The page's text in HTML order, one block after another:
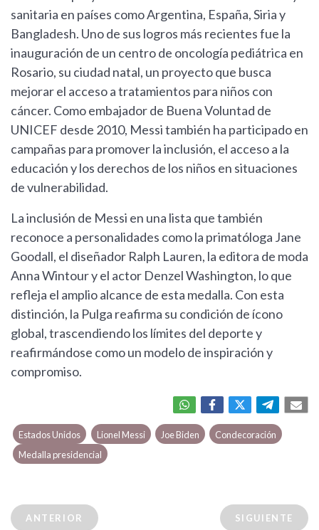
sanitaria en países como Argentina, España, Siria y
Bangladesh. Uno de sus logros más recientes fue la
inauguración de un centro de oncología pediátrica en
Rosario, su ciudad natal, un proyecto que busca
mejorar el acceso a tratamientos para niños con
cáncer. Como embajador de Buena Voluntad de
UNICEF desde 2010, Messi también ha participado en
campañas para promover la inclusión, el acceso a la
educación y los derechos de los niños en situaciones
de vulnerabilidad.
La inclusión de Messi en una lista que también
reconoce a personalidades como la primatóloga Jane
Goodall, el diseñador Ralph Lauren, la editora de moda
Anna Wintour y el actor Denzel Washington, lo que
refleja el amplio alcance de esta medalla. Con esta
distinción, la Pulga reafirma su condición de ícono
global, trascendiendo los límites del deporte y
reafirmándose como un modelo de inspiración y
compromiso.
Estados Unidos Lionel Messi Joe Biden
Condecoración
Medalla presidencial
ANTERIOR SIGUIENTE